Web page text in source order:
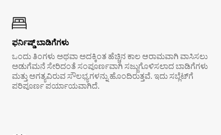
ಫರ್ನಿಷ್ಡ್ ಬಾಡಿಗೆಗಳು
ಒಂದು ತಿಂಗಳು ಅಥವಾ ಅದಕ್ಕಿಂತ ಹೆಚ್ಚಿನ ಕಾಲ ಆರಾಮವಾಗಿ ವಾಸಿಸಲು
ಅಡುಗೆಮನೆ ಸೇರಿದಂತೆ ಸಂಪೂರ್ಣವಾಗಿ ಸಜ್ಜುಗೊಳಿಸಲಾದ ಬಾಡಿಗೆಗಳು
ಮತ್ತು ಅಗತ್ಯವಿರುವ ಸೌಲಭ್ಯಗಳನ್ನು ಹೊಂದಿರುತ್ತವೆ. ಇದು ಸಬ್ಲೆಟ್‌ಗೆ
ಪರಿಪೂರ್ಣ ಪರ್ಯಾಯವಾಗಿದೆ.